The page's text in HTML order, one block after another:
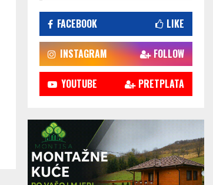
FACEBOOK LIKE
INSTAGRAM FOLLOW
YOUTUBE PRETPLATA